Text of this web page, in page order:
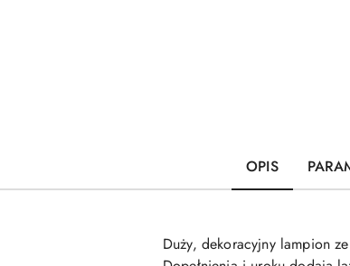
OPIS
Duży, dekoracyjny lampion